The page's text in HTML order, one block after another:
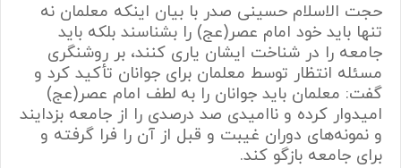
حجت الاسلام حسینی صدر با بیان اینکه معلمان نه
تنها باید خود امام عصر(عج) را بشناسند بلکه باید
جامعه را در شناخت ایشان یاری کنند، بر روشنگری
مسئله انتظار توسط معلمان برای جوانان تأکید کرد و
گفت: معلمان باید جوانان را به لطف امام عصر(عج)
امیدوار کرده و ناامیدی صد درصدی را از جامعه بزدایند
و نمونه‌های دوران غیبت و قبل از آن را فرا گرفته و
برای جامعه بازگو کند.